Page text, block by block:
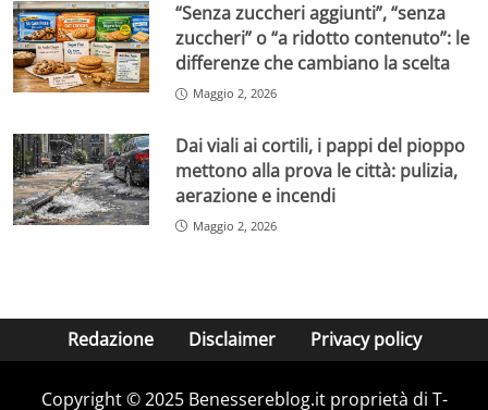
“Senza zuccheri aggiunti”, “senza
zuccheri” o “a ridotto contenuto”: le
differenze che cambiano la scelta
Maggio 2, 2026
Dai viali ai cortili, i pappi del pioppo
mettono alla prova le città: pulizia,
aerazione e incendi
Maggio 2, 2026
Redazione Disclaimer Privacy policy
Copyright © 2025 Benessereblog.it proprietà di T-